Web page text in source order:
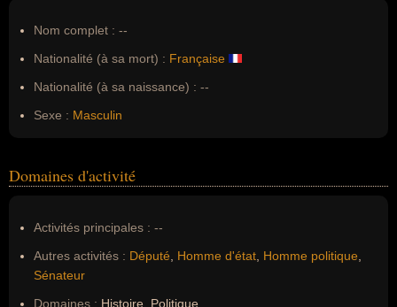
Nom complet : --
Nationalité (à sa mort) : Française
Nationalité (à sa naissance) : --
Sexe : Masculin
Domaines d'activité
Activités principales : --
Autres activités : Député Homme d'état Homme politique
Sénateur
Domaines : Histoire, Politique